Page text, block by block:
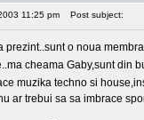
11:25 pm Post subject:
prezint..sunt o noua
cheama Gaby,sunt din
muzika techno si
ar trebui sa sa imbrace